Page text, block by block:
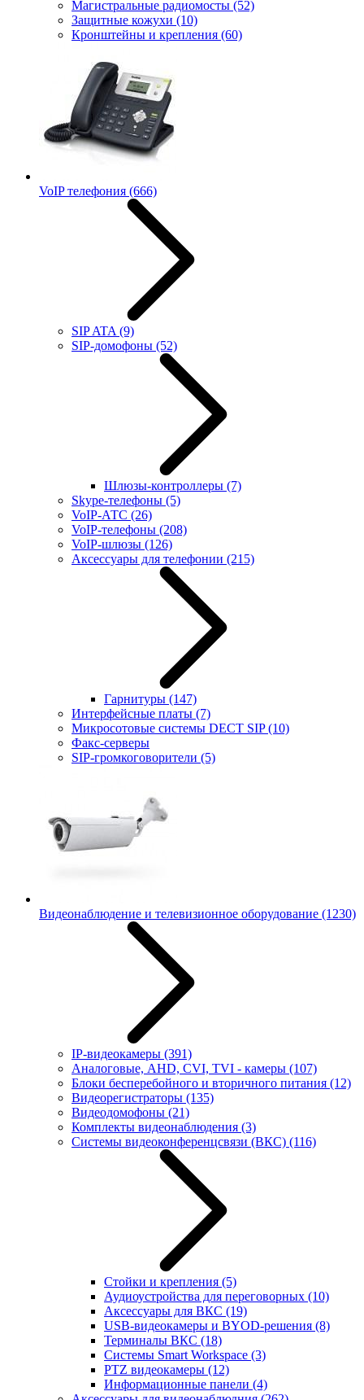
Магистральные радиомосты (52)
Защитные кожухи (10)
Кронштейны и крепления (60)
VoIP телефония (666)
SIP ATA (9)
SIP-домофоны (52)
Шлюзы-контроллеры (7)
Skype-телефоны (5)
VoIP-АТС (26)
VoIP-телефоны (208)
VoIP-шлюзы (126)
Аксессуары для телефонии (215)
Гарнитуры (147)
Интерфейсные платы (7)
Микросотовые системы DECT SIP(10)
Факс-серверы
SIP-громкоговорители (5)
Видеонаблюдение и телевизионное оборудование (1230)
IP-видеокамеры (391)
Аналоговые, AHD, CVI, TVI - камеры (107)
Блоки бесперебойного и вторичного питания (12)
Видеорегистраторы (135)
Видеодомофоны (21)
Комплекты видеонаблюдения (3)
Системы видеоконференцсвязи (ВКС) (116)
Стойки и крепления (5)
Аудиоустройства для переговорных (10)
Аксессуары для ВКС (19)
USB-видеокамеры и BYOD-решения (8)
Терминалы ВКС (18)
Системы Smart Workspace (3)
PTZ видеокамеры (12)
Информационные панели (4)